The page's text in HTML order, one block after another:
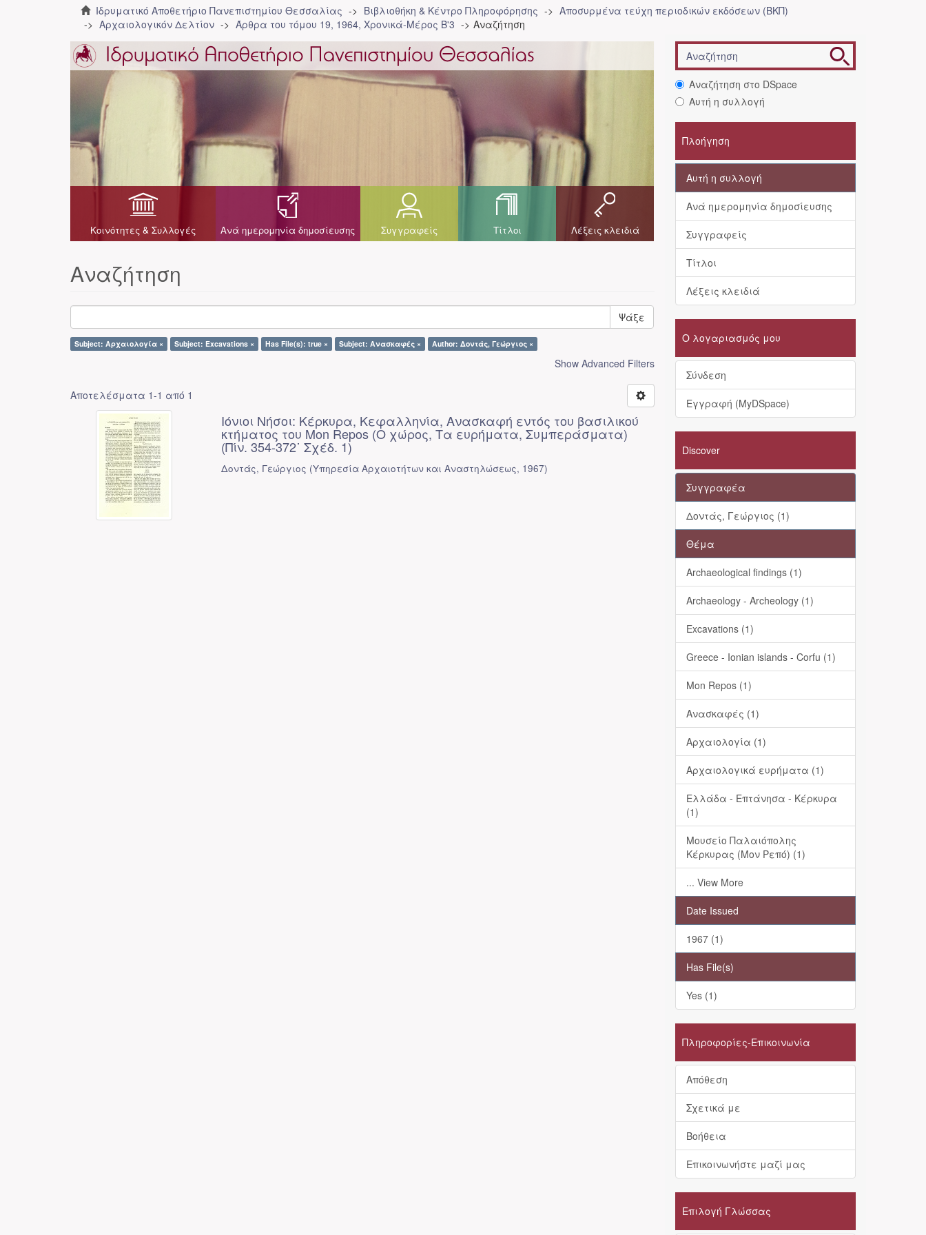
Ιδρυματικό Αποθετήριο Πανεπιστημίου Θεσσαλίας Βιβλιοθήκη & Κέντρο Πληροφόρησης
Αποσυρμένα τεύχη περιοδικών εκδόσεων (ΒΚΠ)
Αρχαιολογικόν Δελτίον
Άρθρα του τόμου 19, 1964, Χρονικά-Μέρος Β'3 Αναζήτηση
Κοινότητες & Συλλογές Ανά ημερομηνία δημοσίευσης Συγγραφείς Τίτλοι Λέξεις κλειδιά
Αναζήτηση
Ψάξε
Subject: Αρχαιολογία × Subject: Excavations × Has File(s): true × Subject: Ανασκαφές × Author: Δοντάς, Γεώργιος ×
Show Advanced Filters
Αποτελέσματα 1-1 από 1
Ιόνιοι Νήσοι: Κέρκυρα, Κεφαλληνία, Ανασκαφή εντός του βασιλικού
κτήματος του Mon Repos (Ο χώρος, Τα ευρήματα, Συμπεράσματα)
(Πίν. 354-372˙ Σχέδ. 1)
Δοντάς, Γεώργιος (Υπηρεσία Αρχαιοτήτων και Αναστηλώσεως, 1967)
Αναζήτηση στο DSpace
Αυτή η συλλογή
Πλοήγηση
Αυτή η συλλογή
Ανά ημερομηνία δημοσίευσης
Συγγραφείς
Τίτλοι
Λέξεις κλειδιά
Ο λογαριασμός μου
Σύνδεση
Εγγραφή (MyDSpace)
Discover
Συγγραφέα
Δοντάς, Γεώργιος (1)
Θέμα
Archaeological findings (1)
Archaeology - Archeology (1)
Excavations (1)
Greece - Ionian islands - Corfu (1)
Mon Repos (1)
Ανασκαφές (1)
Αρχαιολογία (1)
Αρχαιολογικά ευρήματα (1)
Ελλάδα - Επτάνησα - Κέρκυρα
(1)
Μουσείο Παλαιόπολης
Κέρκυρας (Μον Ρεπό) (1)
... View More
Date Issued
1967 (1)
Has File(s)
Yes (1)
Πληροφορίες-Επικοινωνία
Απόθεση
Σχετικά με
Βοήθεια
Επικοινωνήστε μαζί μας
Επιλογή Γλώσσας